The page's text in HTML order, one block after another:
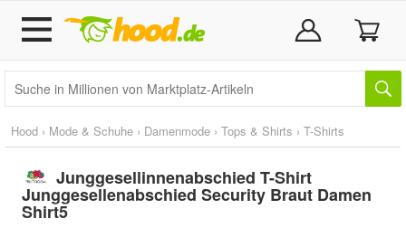
Hood › Mode & Schuhe › Damenmode › Tops & Shirts › T-Shirts
Junggesellinnenabschied T-Shirt
Junggesellenabschied Security Braut Damen
Shirt5